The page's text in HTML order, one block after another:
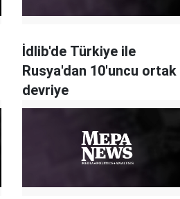
İdlib'de Türkiye ile
Rusya'dan 10'uncu ortak
devriye